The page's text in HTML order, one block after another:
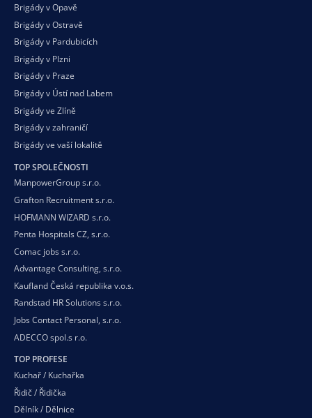
Brigády v Opavě
Brigády v Ostravě
Brigády v Pardubicích
Brigády v Plzni
Brigády v Praze
Brigády v Ústí nad Labem
Brigády ve Zlíně
Brigády v zahraničí
Brigády ve vaší lokalitě
TOP SPOLEČNOSTI
ManpowerGroup s.r.o.
Grafton Recruitment s.r.o.
HOFMANN WIZARD s.r.o.
Penta Hospitals CZ, s.r.o.
Comac jobs s.r.o.
Advantage Consulting, s.r.o.
Kaufland Česká republika v.o.s.
Randstad HR Solutions s.r.o.
Jobs Contact Personal, s.r.o.
ADECCO spol.s r.o.
TOP PROFESE
Kuchař / Kuchařka
Řidič / Řidička
Dělník / Dělnice